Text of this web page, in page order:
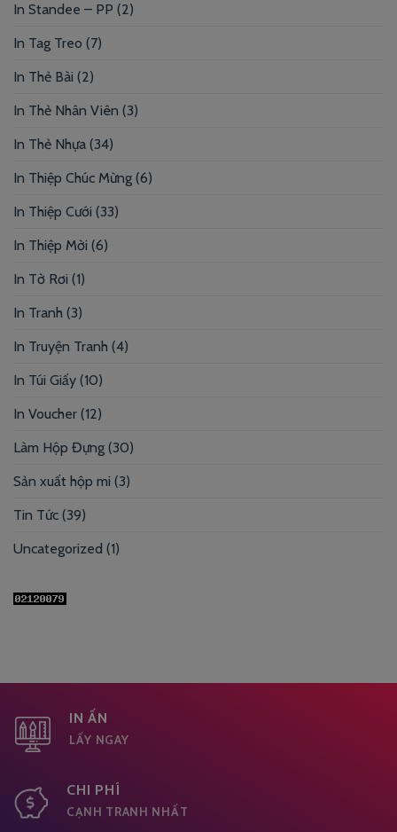
In Standee – PP (2)
In Tag Treo (7)
In Thẻ Bài (2)
In Thẻ Nhân Viên (3)
In Thẻ Nhựa (34)
In Thiệp Chúc Mừng (6)
In Thiệp Cưới (33)
In Thiệp Mời (6)
In Tờ Rơi (1)
In Tranh (3)
In Truyện Tranh (4)
In Túi Giấy (10)
In Voucher (12)
Làm Hộp Đựng (30)
Sản xuất hộp mi (3)
Tin Tức (39)
Uncategorized (1)
IN ẤN
LẤY NGAY
CHI PHÍ
CẠNH TRANH NHẤT